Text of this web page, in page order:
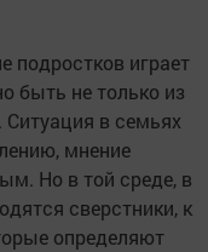
подростков играет
быть не только из
в семьях
мнение
Но в той среде, в
сверстники, к
определяют